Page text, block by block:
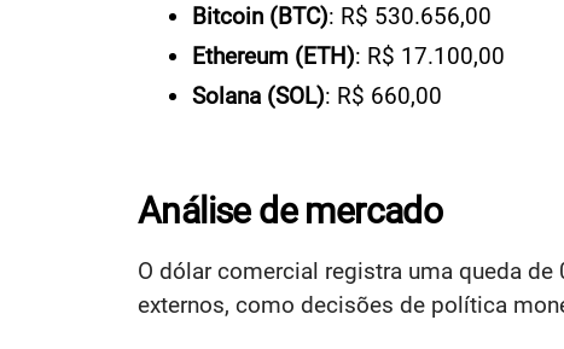
Bitcoin (BTC): R$ 530.656,00
Ethereum (ETH): R$ 17.100,00
Solana (SOL): R$ 660,00​
Análise de mercado
O dólar comercial registra uma queda
externos, como decisões de política